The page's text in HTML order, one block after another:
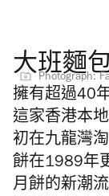
大班麵
Photograph:
擁有超過40
這家香港本
初在九龍灣
餅在1989年
月餅的新潮